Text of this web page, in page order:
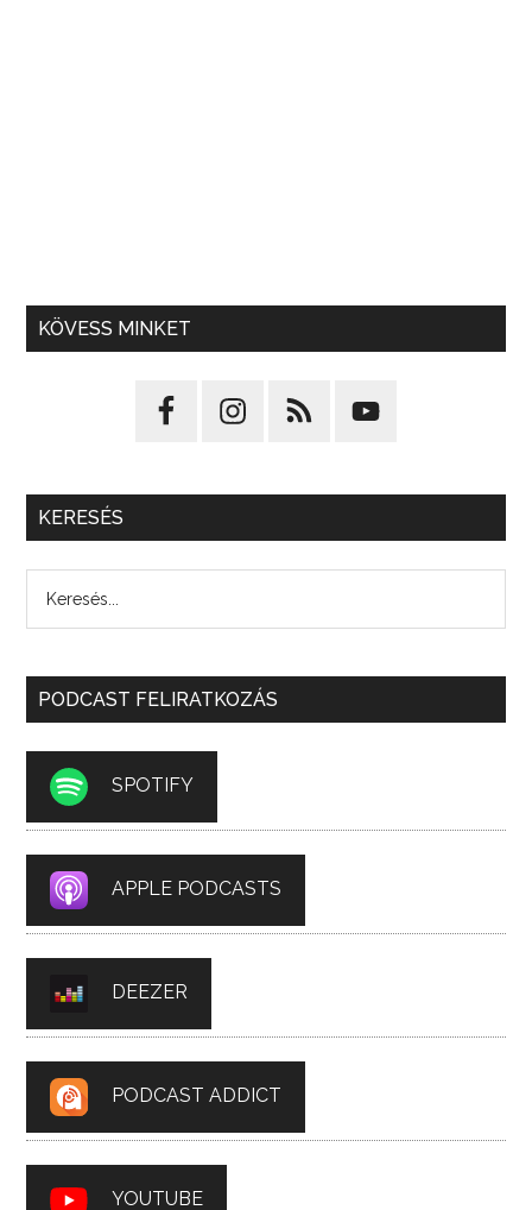
KÖVESS MINKET
KERESÉS
PODCAST FELIRATKOZÁS
SPOTIFY
APPLE PODCASTS
DEEZER
PODCAST ADDICT
YOUTUBE